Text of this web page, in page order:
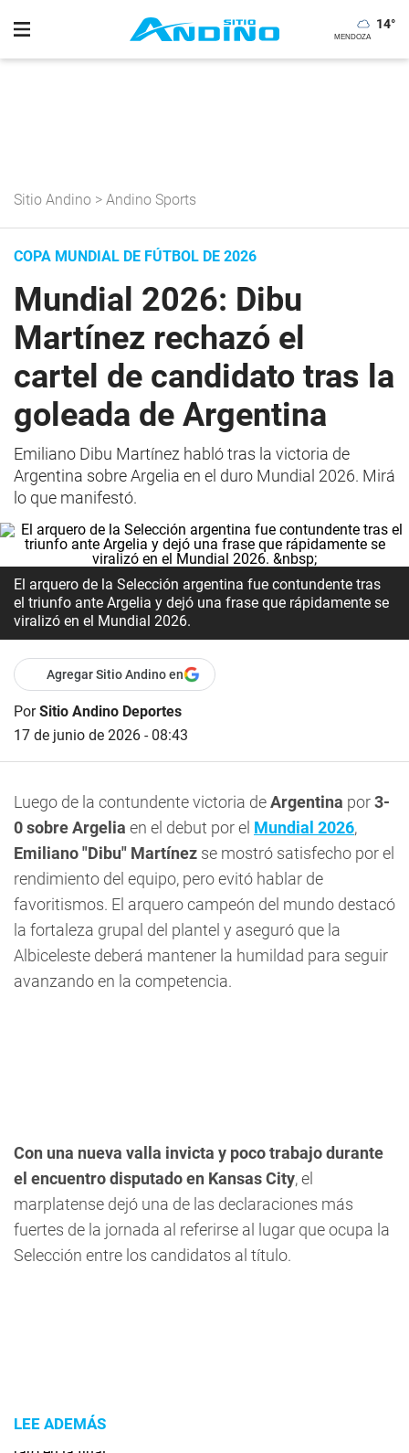
14°
Sitio Andino > Andino Sports
COPA MUNDIAL DE FÚTBOL DE 2026
Mundial 2026: Dibu
Martínez rechazó el
cartel de candidato tras la
goleada de Argentina
Emiliano Dibu Martínez habló tras la victoria de
Argentina sobre Argelia en el duro Mundial 2026. Mirá
lo que manifestó.
El arquero de la Selección argentina fue contundente tras
el triunfo ante Argelia y dejó una frase que rápidamente se
viralizó en el Mundial 2026.
Agregar Sitio Andino en
PorSitio Andino Deportes
17 de junio de 2026 - 08:43
Luego de la contundente victoria deArgentina por3-
0 sobre Argelia en el debut por el Mundial 2026,
Emiliano "Dibu" Martínez se mostró satisfecho por el
rendimiento del equipo, pero evitó hablar de
favoritismos. El arquero campeón del mundo destacó
la fortaleza grupal del plantel y aseguró que la
Albiceleste deberá mantener la humildad para seguir
avanzando en la competencia.
Con una nueva valla invicta y poco trabajo durante
el encuentro disputado en Kansas City, el
marplatense dejó una de las declaraciones más
fuertes de la jornada al referirse al lugar que ocupa la
Selección entre los candidatos al título.
LEE ADEMÁS